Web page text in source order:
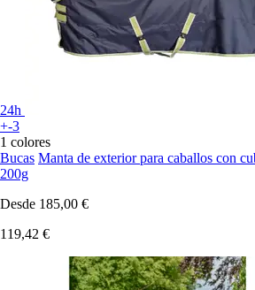
24h
+-3
1 colores
Bucas Manta de exterior para caballos con
200g
Desde 185,00 €
119,42 €